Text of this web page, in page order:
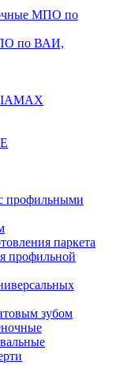
МПО по
по ВАИ,
профильными
паркета
профильной
зубом